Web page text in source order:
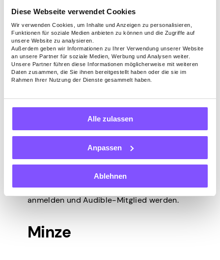
Diese Webseite verwendet Cookies
Wir verwenden Cookies, um Inhalte und Anzeigen zu personalisieren,
Funktionen für soziale Medien anbieten zu können und die Zugriffe auf
unsere Website zu analysieren.
Außerdem geben wir Informationen zu Ihrer Verwendung unserer Website
an unsere Partner für soziale Medien, Werbung und Analysen weiter.
Unsere Partner führen diese Informationen möglicherweise mit weiteren
Daten zusammen, die Sie ihnen bereitgestellt haben oder die sie im
Rahmen Ihrer Nutzung der Dienste gesammelt haben.
Alle zulassen
Anpassen
Ablehnen
Hörbar
Wenn Sie nicht so viel Bücher lesen, wie Sie
es sich wünschen, ist die Audible-App die
richtige App für Neujahrsvorsätze für Sie.
Mit dieser App können Sie Ihr
Arbeit pendeln, zu Hause putzen oder am
Wochenende Besorgungen machen.
Es gibt endlose Optionen zur Auswahl, von
hörbaren Originalen bis hin zu den
meistverkauften Hörbüchern. Sie können die
App 30 Tage lang kostenlos testen, und
wenn sie Ihnen gefällt, können Sie sich
anmelden und Audible-Mitglied werden.
Minze